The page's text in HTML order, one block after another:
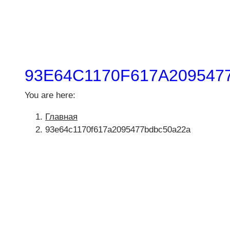
You are here:
Главная
93e64c1170f617a2095477bdbc50a22a